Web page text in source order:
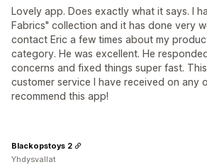
Lovely app. Does exactly what it says. I
Fabrics" collection and it has done very
contact Eric a few times about my
category. He was excellent. He
concerns and fixed things super fast.
customer service I have received on any
recommend this app!
Blackopstoys 2
Yhdysvallat